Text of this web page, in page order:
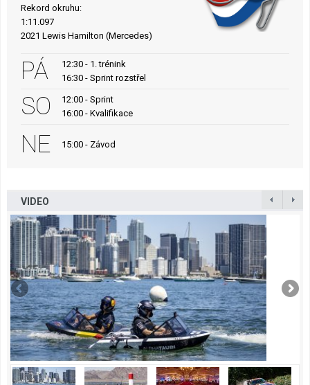
Rekord okruhu:
1:11.097
2021 Lewis Hamilton (Mercedes)
PÁ
12:30 - 1. trénink
16:30 - Sprint rozstřel
SO
12:00 - Sprint
16:00 - Kvalifikace
NE 15:00 - Závod
VIDEO